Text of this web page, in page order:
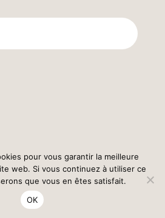
droits réservés 2025
pour vous garantir la meilleure
web. Si vous continuez à utiliser ce
que vous en êtes satisfait.
OK